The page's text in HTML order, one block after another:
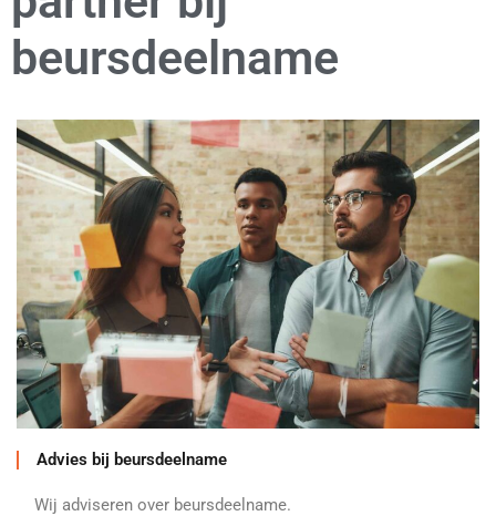
beursdeelname
Advies bij beursdeelname
Wij adviseren over beursdeelname.